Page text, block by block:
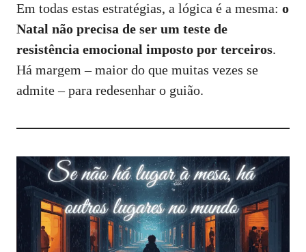
Em todas estas estratégias, a lógica é a mesma: o
Natal não precisa de ser um teste de
resistência emocional imposto por terceiros.
Há margem – maior do que muitas vezes se
admite – para redesenhar o guião.